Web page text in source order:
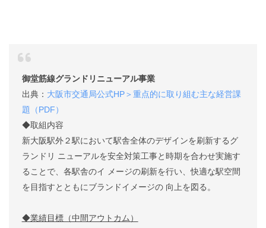
御堂筋線グランドリニューアル事業
出典： 大阪市交通局公式HP＞重点的に取り組む主な経営課
題（PDF）
◆取組内容
新大阪駅外２駅において駅舎全体のデザインを刷新するグ
ランドリ ニューアルを安全対策工事と時期を合わせ実施す
ることで、各駅舎のイ
メージの刷新を行い、快適な駅空間
を目指すとともにブランドイメージの 向上を図る。
◆業績目標（中間アウトカム）